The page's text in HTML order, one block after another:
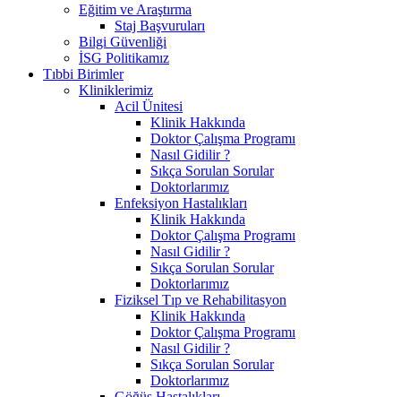
Eğitim ve Araştırma
Staj Başvuruları
Bilgi Güvenliği
İSG Politikamız
Tıbbi Birimler
Kliniklerimiz
Acil Ünitesi
Klinik Hakkında
Doktor Çalışma Programı
Nasıl Gidilir ?
Sıkça Sorulan Sorular
Doktorlarımız
Enfeksiyon Hastalıkları
Klinik Hakkında
Doktor Çalışma Programı
Nasıl Gidilir ?
Sıkça Sorulan Sorular
Doktorlarımız
Fiziksel Tıp ve Rehabilitasyon
Klinik Hakkında
Doktor Çalışma Programı
Nasıl Gidilir ?
Sıkça Sorulan Sorular
Doktorlarımız